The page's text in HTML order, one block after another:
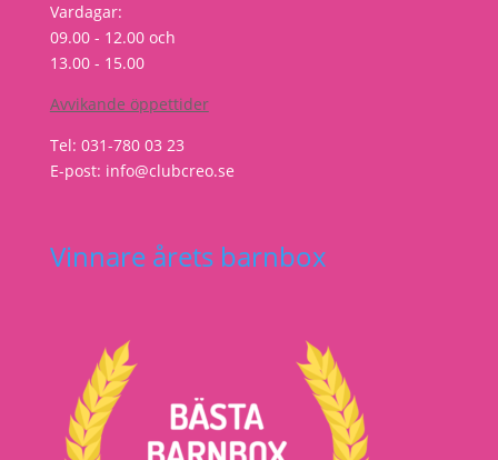
Vardagar:
09.00 - 12.00 och
13.00 - 15.00
Avvikande öppettider
Tel: 031-780 03 23
E-post: info@clubcreo.se
Vinnare årets barnbox